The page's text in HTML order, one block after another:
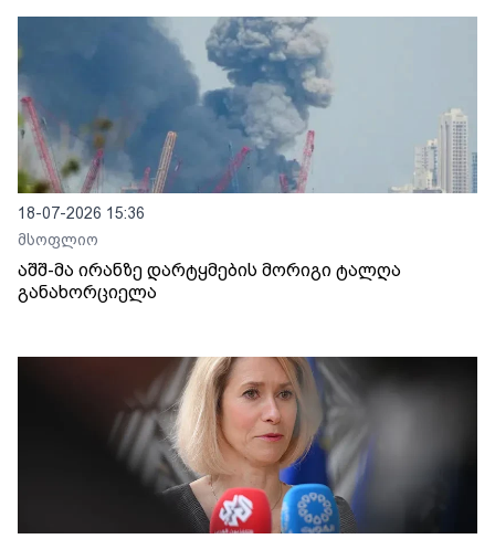
18-07-2026 15:36
მსოფლიო
აშშ-მა ირანზე დარტყმების მორიგი ტალღა
განახორციელა